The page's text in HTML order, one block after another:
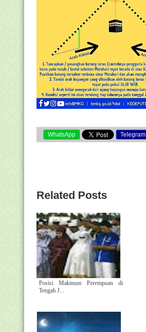
WhatsApp Telegram
Related Posts
Posisi Makmum Perempuan di
Tengah J...